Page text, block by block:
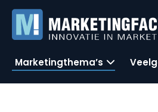
Marketingthema’s